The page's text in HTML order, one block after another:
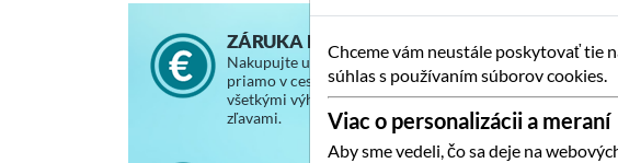
ZÁRUKA NAJNIŽŠEJ CENY
Nakupujte u nás za rovnaké ceny, ako
priamo v cestovnej kancelárii, so
všetkými výhodami a vernostnými
zľavami.
Chceme vám neustále poskytovať tie
súhlas s používaním súborov cookies.
Viac o personalizácii a meraní
Aby sme vedeli, čo sa deje na